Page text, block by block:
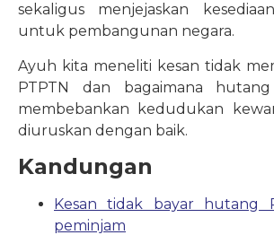
sekaligus menjejaskan
untuk pembangunan negara.
Ayuh kita meneliti kesan tidak
PTPTN dan bagaimana
membebankan kedudukan
diuruskan dengan baik.
Kandungan
Kesan tidak bayar hutang
peminjam